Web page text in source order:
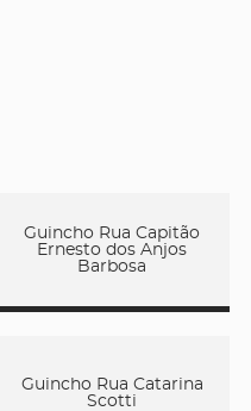
Guincho Rua Capitão
Ernesto dos Anjos
Barbosa
Guincho Rua Catarina
Scotti